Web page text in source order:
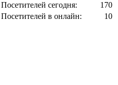
Посетителей сегодня:
170
Посетителей в онлайн:
10